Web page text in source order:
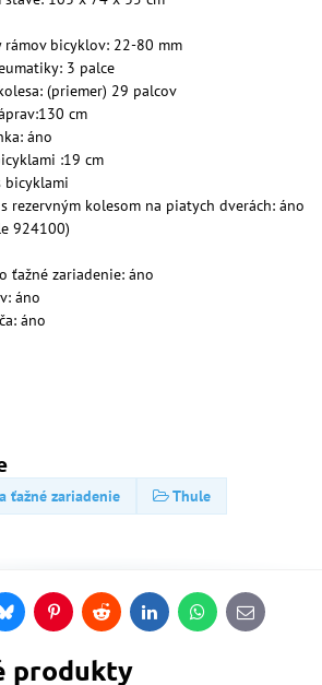
rámov bicyklov: 22-80 mm
3 palce
(priemer) 29 palcov
cm
áno
:19 cm
bicyklami
rezervným kolesom na piatych dverách: áno
924100)
ťažné zariadenie: áno
áno
áno
ťažné zariadenie
Thule
BlueskyPinterestReddit LinkedInWhatsApp
E-
mail
produkty